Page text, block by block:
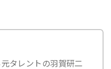
タレントの羽賀研二